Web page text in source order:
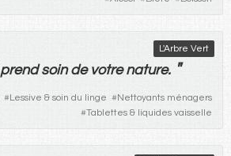
L'Arbre Vert
prend soin de votre nature. "
#Lessive & soin du linge #Nettoyants ménagers
#Tablettes & liquides vaisselle